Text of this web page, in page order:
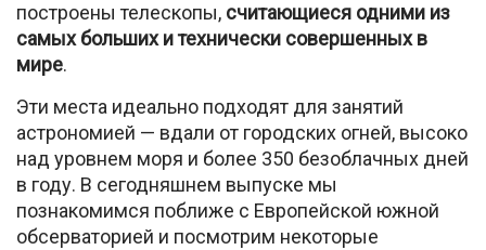
построены телескопы, считающиеся одними из
самых больших и технически совершенных в
мире.
Эти места идеально подходят для занятий
астрономией — вдали от городских огней, высоко
над уровнем моря и более 350 безоблачных дней
в году. В сегодняшнем выпуске мы
познакомимся поближе с Европейской южной
обсерваторией и посмотрим некоторые